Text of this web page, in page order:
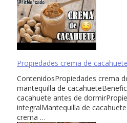
Propiedades crema de cacahuete
ContenidosPropiedades crema
mantequilla de
cacahuete antes de
integralMantequilla de
crema …